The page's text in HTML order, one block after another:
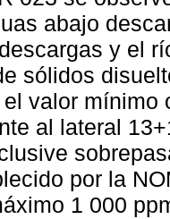
abajo
y el
sólidos
valor mínimo
al lateral
por la
1 000